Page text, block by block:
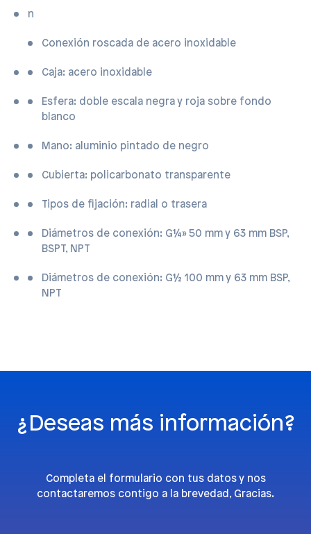
n
Conexión roscada de acero inoxidable
Caja: acero inoxidable
Esfera: doble escala negra y roja sobre fondo
blanco
Mano: aluminio pintado de negro
Cubierta: policarbonato transparente
Tipos de fijación: radial o trasera
Diámetros de conexión: G¼» 50 mm y 63 mm BSP,
BSPT, NPT
Diámetros de conexión: G½ 100 mm y 63 mm BSP,
NPT
¿Deseas más información?
Completa el formulario con tus datos y nos
contactaremos contigo a la brevedad, Gracias.